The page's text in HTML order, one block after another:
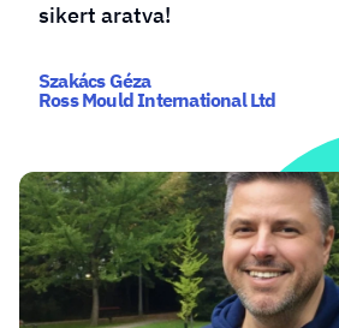
nyújtják, gyorsak és proaktívak!
Szabó Zsombor - Ügyvezető
www.grilldepot.hu